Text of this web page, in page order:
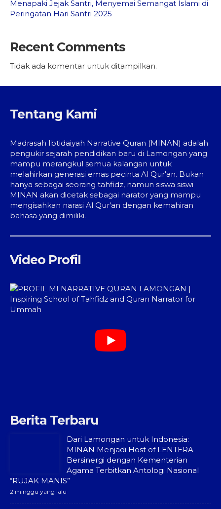
Menapaki Jejak Santri, Menyemai Semangat Islami di
Peringatan Hari Santri 2025
Recent Comments
Tidak ada komentar untuk ditampilkan.
Tentang Kami
Madrasah Ibtidaiyah Narrative Quran (MINAN) adalah
pengukir sejarah pendidikan baru di Lamongan yang
mampu merangkul semua kalangan untuk
melahirkan generasi emas pecinta Al Qur'an. Bukan
hanya sebagai seorang tahfidz, namun siswa siswi
MINAN akan dicetak sebagai narator yang mampu
mengisahkan narasi Al Qur'an dengan kemahiran
bahasa yang dimiliki.
Video Profil
Berita Terbaru
Dari Lamongan untuk Indonesia:
MINAN Menjadi Host of LENTERA
Bersinergi dengan Kementerian
Agama Terbitkan Antologi Nasional
“RUJAK MANIS”
2 minggu yang lalu